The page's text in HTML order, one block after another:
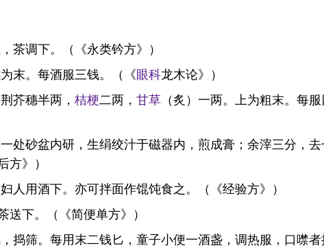
茶调下。（《永类钤方》）
末。每酒服三钱。（《眼科龙木论》）
芥穗半两， 桔梗二两， 甘草 （炙）一两。上为粗末。每
砂盆内研，生绢绞汁于磁器内，煎成膏；余滓三分，
》）
用酒下。亦可拌面作馄饨食之。（《经验方》）
下。（《简便单方》）
筛。每用末二钱匕，童子小便一酒盏，调热服，口噤者